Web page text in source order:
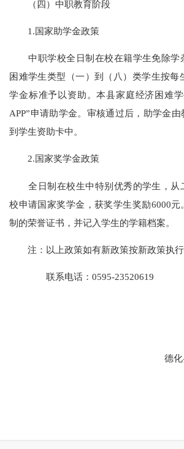
（四）中职教育阶段
1.国家助学金政策
中职学校全日制在校在籍学生免除学
困难学生类型（一）到（八）类学生按每
学金标准予以资助。本县家庭经济困难
APP”申请助学金。审核通过后，助学金
到学生资助卡中。
2.国家奖学金政策
全日制在校生中特别优秀的学生，从
校申请国家奖学金，获奖学生奖励6000元
制的荣誉证书，并记入学生的学籍档案。
注：以上政策如有新政策按新政策执行
联系电话：0595-23520619
德